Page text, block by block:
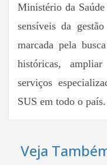
Ministério da
sensíveis da
marcada pela
históricas,
serviços
SUS em todo o país.
Veja